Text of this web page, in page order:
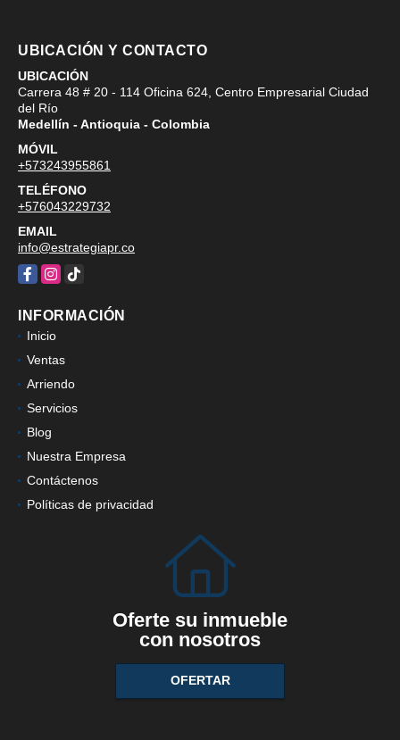
UBICACIÓN Y CONTACTO
UBICACIÓN
Carrera 48 # 20 - 114 Oficina 624, Centro Empresarial Ciudad
del Río
Medellín - Antioquia - Colombia
MÓVIL
+573243955861
TELÉFONO
+576043229732
EMAIL
info@estrategiapr.co
Facebook
Instagram
TikTok
INFORMACIÓN
Inicio
Ventas
Arriendo
Servicios
Blog
Nuestra Empresa
Contáctenos
Políticas de privacidad
Oferte su inmueble
con nosotros
OFERTAR